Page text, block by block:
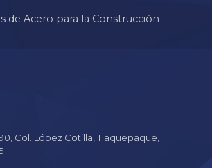
de Acero para la Construcción
Col. López Cotilla, Tlaquepaque,